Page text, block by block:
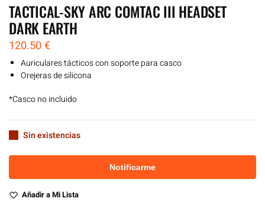
TACTICAL-SKY ARC COMTAC III HEADSET
DARK EARTH
120.50€
Auriculares tácticos con soporte para casco
Orejeras de silicona
*Casco no incluido
Sin existencias
Añadir a Mi Lista